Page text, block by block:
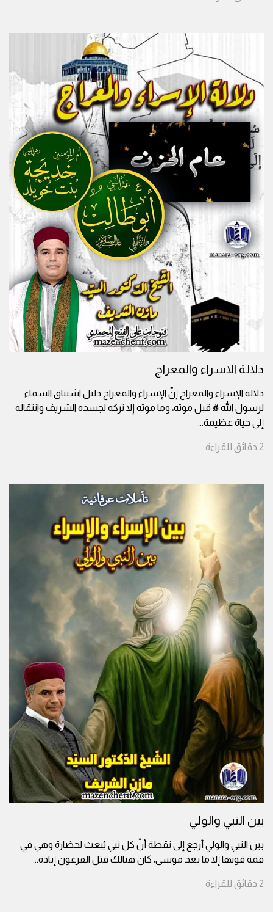
دلالة الاسراء والمعراج
دلالة الإسراء والمعراج إنّ الإسراء والمعراج دليل اشتياق السماء
لرسول الله ﷺ قبل موته، وما موته إلا تركه لجسده الشريف وانتقاله
إلى حياة عظيمة...
2 دقائق للقراءة
بين النبي والولي
بين النبي والولي أرجع إلى نقطة أنّ كل نبي يُبعث لحضارة وهي في
قمة قوتها إلا ما بعد موسى، كان هنالك قتل الفرعون إبادة...
2 دقائق للقراءة